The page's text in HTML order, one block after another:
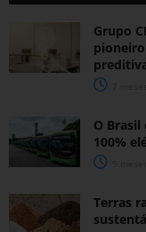
Grupo
O
100%
Terras